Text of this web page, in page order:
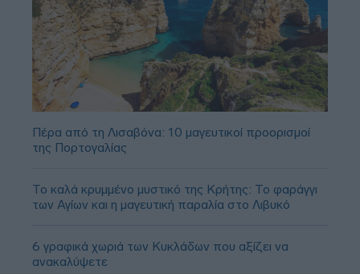
Πέρα από τη Λισαβόνα: 10 μαγευτικοί προορισμοί
της Πορτογαλίας
Το καλά κρυμμένο μυστικό της Κρήτης: Το φαράγγι
των Αγίων και η μαγευτική παραλία στο Λιβυκό
6 γραφικά χωριά των Κυκλάδων που αξίζει να
ανακαλύψετε